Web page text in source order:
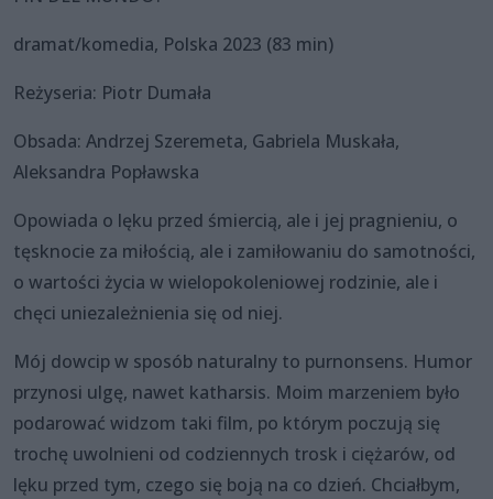
dramat/komedia, Polska 2023 (83 min)
Reżyseria: Piotr Dumała
Obsada: Andrzej Szeremeta, Gabriela Muskała,
Aleksandra Popławska
Opowiada o lęku przed śmiercią, ale i jej pragnieniu, o
tęsknocie za miłością, ale i zamiłowaniu do samotności,
o wartości życia w wielopokoleniowej rodzinie, ale i
chęci uniezależnienia się od niej.
Mój dowcip w sposób naturalny to purnonsens. Humor
przynosi ulgę, nawet katharsis. Moim marzeniem było
podarować widzom taki film, po którym poczują się
trochę uwolnieni od codziennych trosk i ciężarów, od
lęku przed tym, czego się boją na co dzień. Chciałbym,